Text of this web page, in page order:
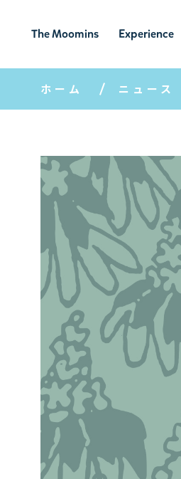
The Moomins
ムーミンの
世界
Experience
ムーミンの世
界を楽しむ
ホーム ニュース